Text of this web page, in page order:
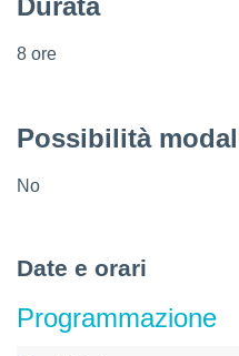
8 ore
Possibilità
No
Date e orari
Programmazione